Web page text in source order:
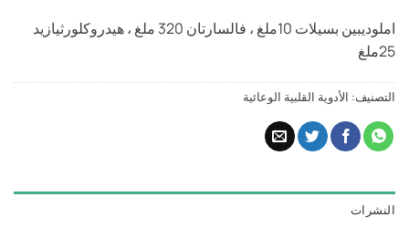
املوديبين بسيلات 10ملغ ، فالسارتان 320 ملغ ، هيدروكلورثيازيد
25ملغ
التصنيف: الأدوية القلبية الوعائية
النشرات